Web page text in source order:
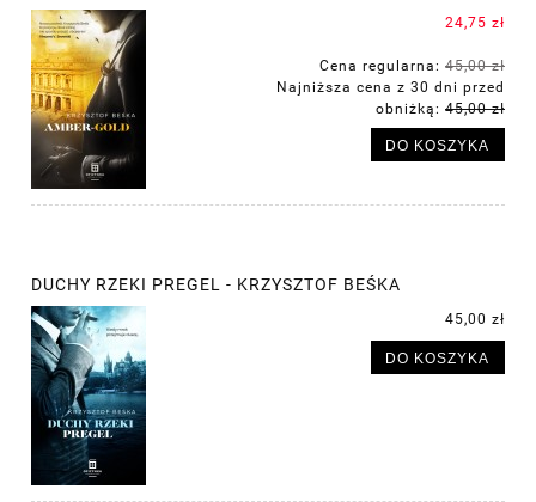
24,75 zł
Cena regularna: 45,00 zł
Najniższa cena z 30 dni przed
obniżką: 45,00 zł
DO KOSZYKA
DUCHY RZEKI PREGEL - KRZYSZTOF BEŚKA
45,00 zł
DO KOSZYKA